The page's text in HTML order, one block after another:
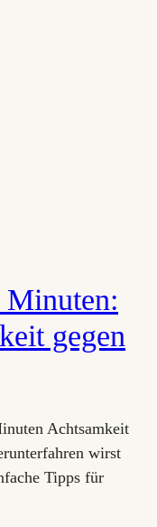
Minuten:
gegen
Achtsamkeit
wirst
Tipps für